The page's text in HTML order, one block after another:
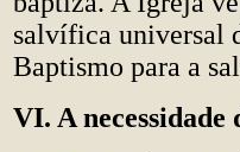
salvífica universal
Baptismo para a
VI. A necessidade